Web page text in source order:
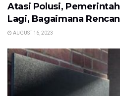
Atasi Polusi,
Lagi, Bagaimana
AUGUST 16, 2023